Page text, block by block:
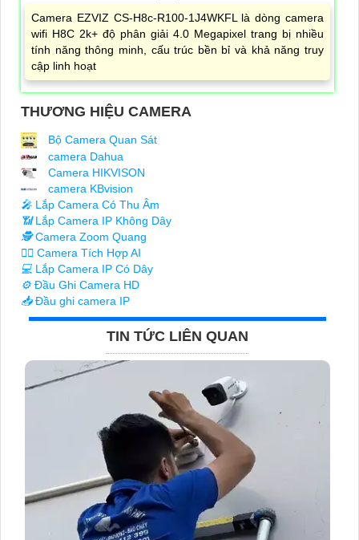
Camera EZVIZ CS-H8c-R100-1J4WKFL là dòng camera
wifi H8C 2k+ độ phân giải 4.0 Megapixel trang bị nhiều
tính năng thông minh, cấu trúc bền bỉ và khả năng truy
cập linh hoạt
THƯƠNG HIỆU CAMERA
Bộ Camera Quan Sát
camera Dahua
Camera HIKVISON
camera KBvision
️🎤️ Lắp Camera Có Thu Âm
📶Lắp Camera IP Không Dây
🕵️Camera Zoom Quang
🧛‍♀️ Camera Tích Hợp AI
💻 Lắp Camera IP Có Dây
⚙️ Đầu Ghi Camera HD
📥Đầu ghi camera IP
TIN TỨC LIÊN QUAN